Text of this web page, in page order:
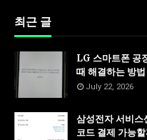
최근 글
LG 스마트폰 공
때 해결하는 방법
July 22, 2026
삼성전자 서비스
코드 결제 가능